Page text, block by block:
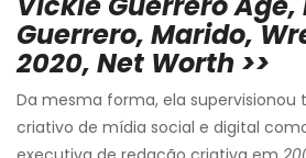
Guerrero, Marido,
2020, Net Worth >>
Da mesma forma, ela supervisionou
criativo de mídia social e digital